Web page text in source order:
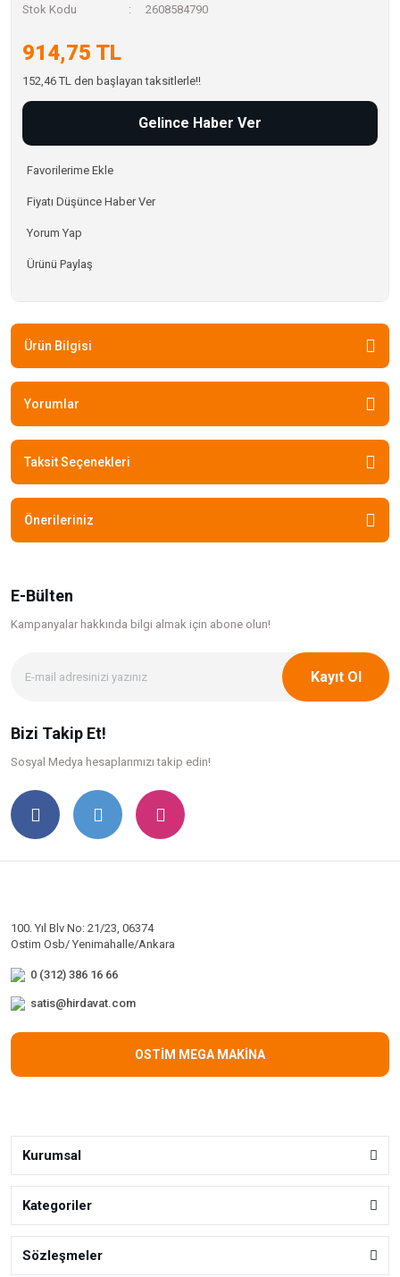
Stok Kodu
2608584790
914,75 TL
152,46 TL den başlayan taksitlerle!!
Gelince Haber Ver
Fiyatı Düşünce Haber Ver
Yorum Yap
Ürünü Paylaş
Ürün Bilgisi
Yorumlar
Taksit Seçenekleri
Önerileriniz
E-Bülten
Kampanyalar hakkında bilgi almak için abone olun!
Kayıt Ol
Bizi Takip Et!
Sosyal Medya hesaplarımızı takip edin!
100. Yıl Blv No: 21/23, 06374
Ostim Osb/ Yenimahalle/Ankara
0 (312) 386 16 66
satis@hirdavat.com
OSTİM MEGA MAKİNA
Kurumsal
Kategoriler
Sözleşmeler